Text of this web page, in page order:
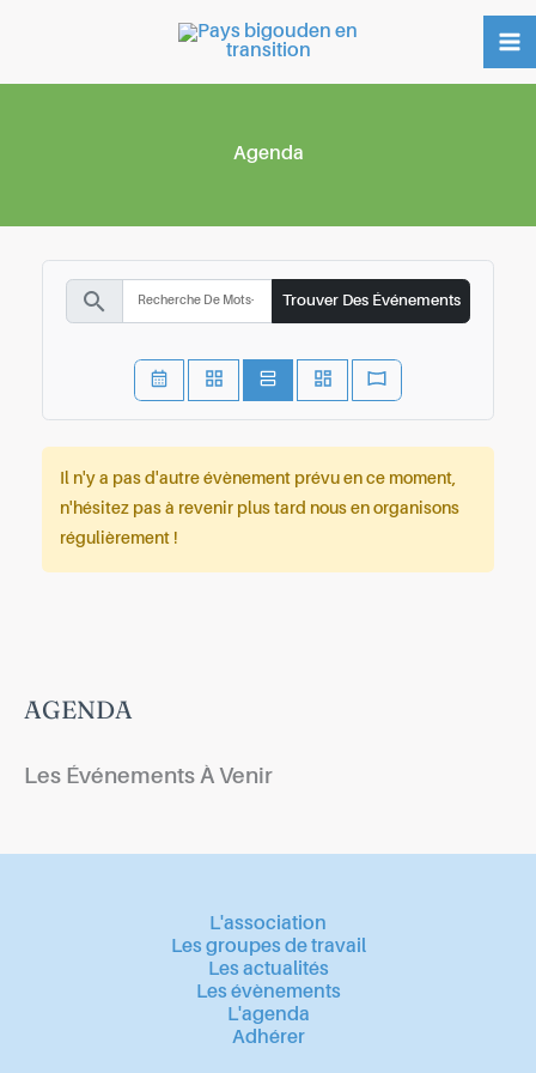
Agenda
search Trouver Des Événements
Il n'y a pas d'autre évènement prévu en ce moment,
n'hésitez pas à revenir plus tard nous en organisons
régulièrement !
AGENDA
Les Événements À Venir
L'association
Les groupes de travail
Les actualités
Les évènements
L'agenda
Adhérer